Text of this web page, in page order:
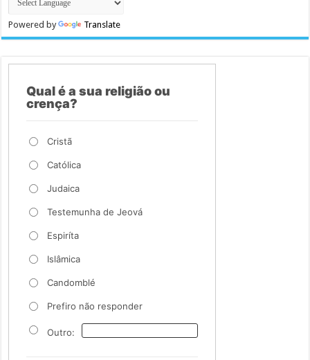
Powered by Translate
Qual é a sua religião ou
crença?
Cristã
Católica
Judaica
Testemunha de Jeová
Espiríta
Islâmica
Candomblé
Prefiro não responder
Outro: